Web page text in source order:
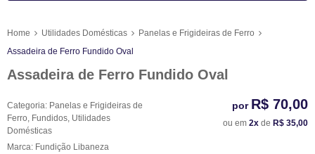
Home Utilidades Domésticas
Panelas e Frigideiras de Ferro
Assadeira de Ferro Fundido Oval
Assadeira de Ferro Fundido Oval
Categoria: Panelas e Frigideiras de
Ferro Fundidos Utilidades
Domésticas
Marca: Fundição Libaneza
por R$ 70,00
ou em 2x de R$ 35,00